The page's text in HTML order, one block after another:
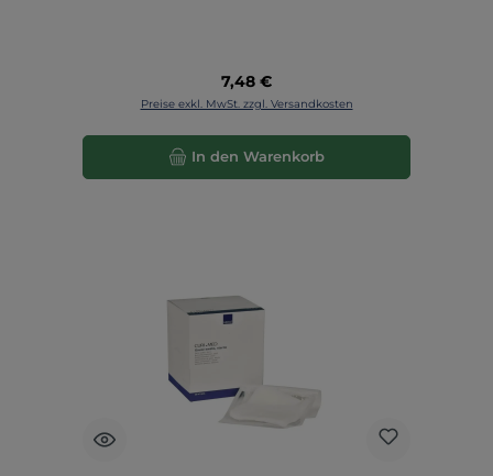
Regulärer Preis:
7,48 €
Preise exkl. MwSt. zzgl. Versandkosten
In den Warenkorb